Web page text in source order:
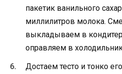
пакетик ванильного
миллилитров молока.
выкладываем в
оправляем в
Достаем тесто и тонко